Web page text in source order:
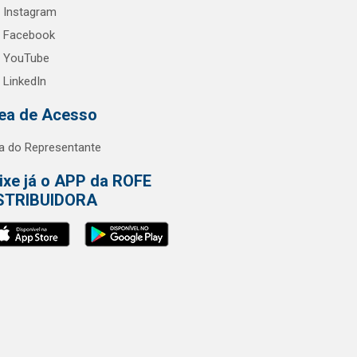
Instagram
Facebook
YouTube
LinkedIn
de Acesso
do Representante
já o APP da ROFE